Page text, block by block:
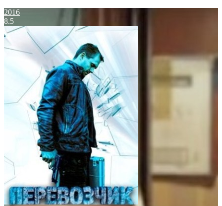
2016
8.5